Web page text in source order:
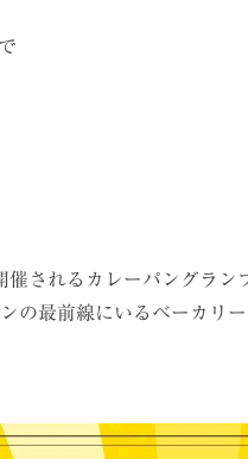
催されるカレーパングラン
の最前線にいるベーカ